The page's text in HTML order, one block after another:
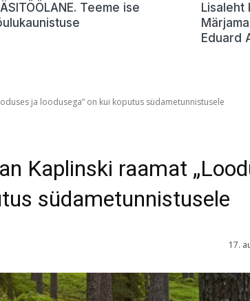
Teeme ise
Lisaleht
Eduard